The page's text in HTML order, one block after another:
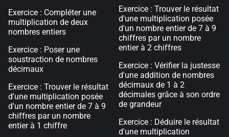
Exercice : Compléter une
multiplication de deux
nombres entiers
Exercice : Poser une
soustraction de nombres
décimaux
Exercice : Trouver le résultat
d'une multiplication posée
d'un nombre entier de 7 à 9
chiffres par un nombre
entier à 1 chiffre
Exercice : Trouver le résultat
d'une multiplication posée
d'un nombre entier de 7 à 9
chiffres par un nombre
entier à 2 chiffres
Exercice : Vérifier la justesse
d'une addition de nombres
décimaux de 1 à 2
décimales grâce à son ordre
de grandeur
Exercice : Déduire le résultat
d'une multiplication